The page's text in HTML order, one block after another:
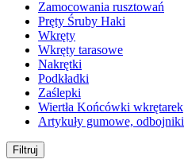
Zamocowania rusztowań
Pręty Śruby Haki
Wkręty
Wkręty tarasowe
Nakrętki
Podkładki
Zaślepki
Wiertła Końcówki wkrętarek
Artykuły gumowe, odbojniki
Filtruj